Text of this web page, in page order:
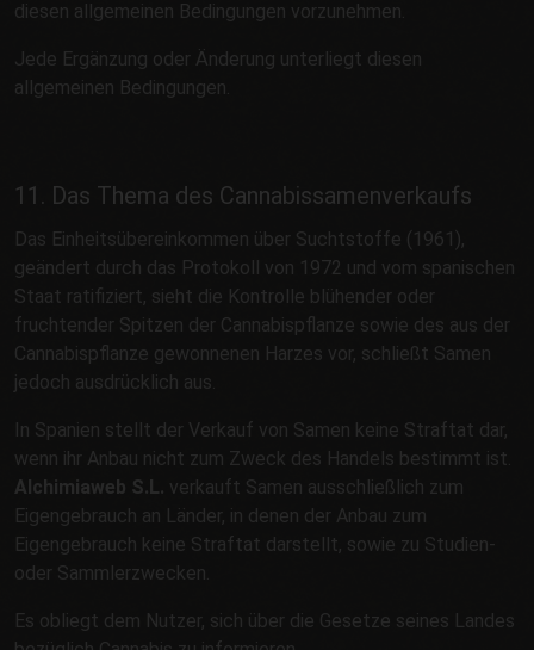
diesen allgemeinen Bedingungen vorzunehmen.
Jede Ergänzung oder Änderung unterliegt diesen
allgemeinen Bedingungen.
11. Das Thema des Cannabissamenverkaufs
Das Einheitsübereinkommen über Suchtstoffe (1961),
geändert durch das Protokoll von 1972 und vom spanischen
Staat ratifiziert, sieht die Kontrolle blühender oder
fruchtender Spitzen der Cannabispflanze sowie des aus der
Cannabispflanze gewonnenen Harzes vor, schließt Samen
jedoch ausdrücklich aus.
In Spanien stellt der Verkauf von Samen keine Straftat dar,
wenn ihr Anbau nicht zum Zweck des Handels bestimmt ist.
Alchimiaweb S.L. verkauft Samen ausschließlich zum
Eigengebrauch an Länder, in denen der Anbau zum
Eigengebrauch keine Straftat darstellt, sowie zu Studien-
oder Sammlerzwecken.
Es obliegt dem Nutzer, sich über die Gesetze seines Landes